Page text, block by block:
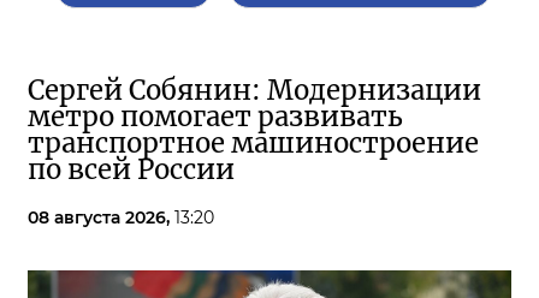
Сергей Собянин: Модернизации
метро помогает развивать
транспортное машиностроение
по всей России
08 августа 2026, 13:20